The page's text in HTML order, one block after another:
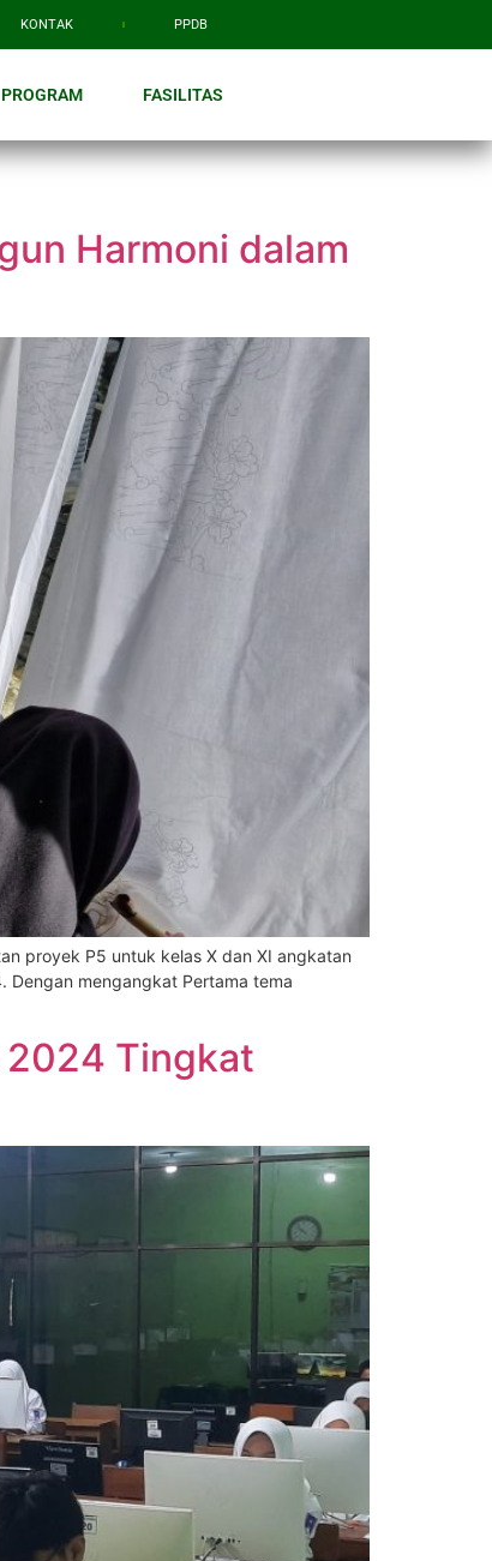
KONTAK PPDB
PROGRAM FASILITAS
Harmoni dalam
proyek P5 untuk kelas X dan XI angkatan
Dengan mengangkat Pertama tema
2024 Tingkat